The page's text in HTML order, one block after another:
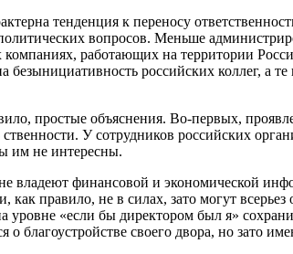
тенденция к переносу
вопросов. Меньше
работающих на территории
российских коллег, а
простые объяснения. Во-первых,
У сотрудников российских
им не интересны.
владеют финансовой и экономической
правило, не в силах, зато могут
уровне «если бы директором был я»
о благоустройстве своего двора, но зато